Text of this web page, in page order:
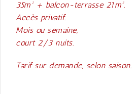
35m² + balcon-terrasse 21m².
Accès privatif.
Mois ou semaine,
court 2/3 nuits.
Tarif sur demande, selon saison.